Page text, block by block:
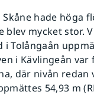
hade höga
blev mycket stor.
i Tolångaån
i Kävlingeån
där nivån
54,93 m